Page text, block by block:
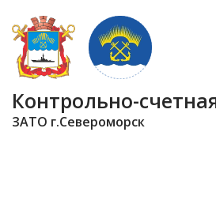
Контрольно-
ЗАТО г.Североморск